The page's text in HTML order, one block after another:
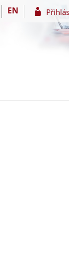
EN